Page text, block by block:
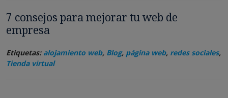
7 consejos para mejorar tu web de
empresa
Etiquetas: alojamiento web, Blog, página web, redes sociales,
Tienda virtual